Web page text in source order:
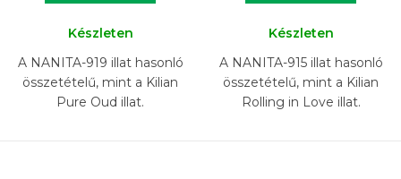
Készleten
A NANITA-919 illat hasonló
összetételű, mint a Kilian
Pure Oud illat.
Készleten
A NANITA-915 illat hasonló
összetételű, mint a Kilian
Rolling in Love illat.